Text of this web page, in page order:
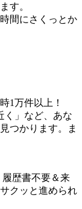
す。
間にさくっとか
1万件以上！
く」など、あな
つかります。ま
履歴書不要＆来
クッと進められ